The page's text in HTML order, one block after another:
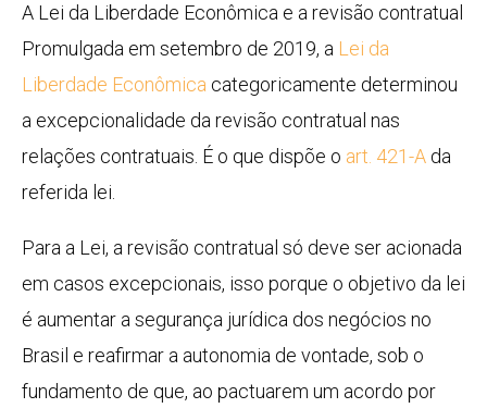
A Lei da Liberdade Econômica e a revisão contratual
Promulgada em setembro de 2019, a Lei da
Liberdade Econômica categoricamente determinou
a excepcionalidade da revisão contratual nas
relações contratuais. É o que dispõe o art. 421-A da
referida lei.
Para a Lei, a revisão contratual só deve ser acionada
em casos excepcionais, isso porque o objetivo da lei
é aumentar a segurança jurídica dos negócios no
Brasil e reafirmar a autonomia de vontade, sob o
fundamento de que, ao pactuarem um acordo por